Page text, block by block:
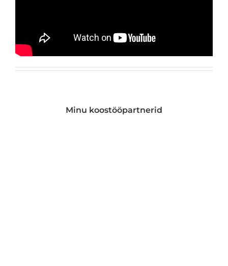
Minu koostööpartnerid